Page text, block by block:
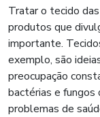
Tratar o tecido das
produtos que
importante.
exemplo, são
preocupação
bactérias e fungos
problemas de